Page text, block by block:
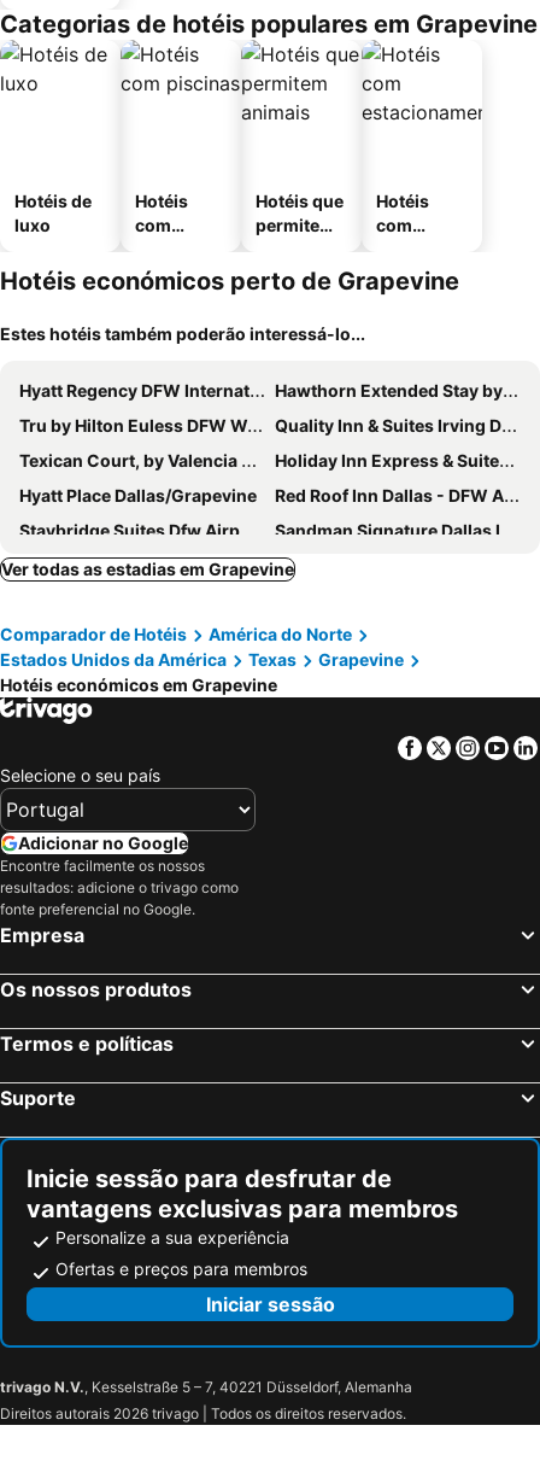
Categorias de hotéis populares em Grapevine
Hotéis de
luxo
Hotéis
com
Hotéis que
permitem
Hotéis
com
mento
Hotéis económicos perto de Grapevine
Estes hotéis também poderão interessá-lo...
Hyatt Regency DFW International Airport
Hawthorn Extended Stay by Wyndham Bedford / Dallas
Tru by Hilton Euless DFW West
Quality Inn & Suites Irving DFW Airport South
Texican Court, by Valencia Hotel Collection
Holiday Inn Express & Suites Arlington North – Stadium Area By Ihg
Hyatt Place Dallas/Grapevine
Red Roof Inn Dallas - DFW Airport North
Staybridge Suites Dfw Airport North By Ihg
Sandman Signature Dallas Las Colinas Hotel & Suites
La Quinta Inn & Suites by Wyndham DFW Airport West - Euless
NYLO Las Colinas Hotel, Tapestry Collection by Hilton
Best Western Irving Inn & Suites at DFW Airport
OYO Hotel Irving DFW Airport South
Marriott Dallas Las Colinas
Studio 6 Suites North Richland Hills, TX
Spark by Hilton Grand Prairie
Sonesta Simply Suites Arlington
Ver todas as estadias em Grapevine
Comparador de Hotéis
América do Norte
Estados Unidos da América
Texas
Grapevine
Hotéis económicos em Grapevine
Facebook
Twitter
Selecione o seu país
Adicionar no Google
Encontre facilmente os nossos
resultados: adicione o trivago como
fonte preferencial no Google.
Empresa
Os nossos produtos
Termos e políticas
Suporte
Inicie sessão para desfrutar de
vantagens exclusivas para membros
Personalize a sua experiência
Ofertas e preços para membros
Iniciar sessão
trivago N.V., Kesselstraße 5 – 7, 40221 Düsseldorf, Alemanha
Direitos autorais 2026 trivago | Todos os direitos reservados.